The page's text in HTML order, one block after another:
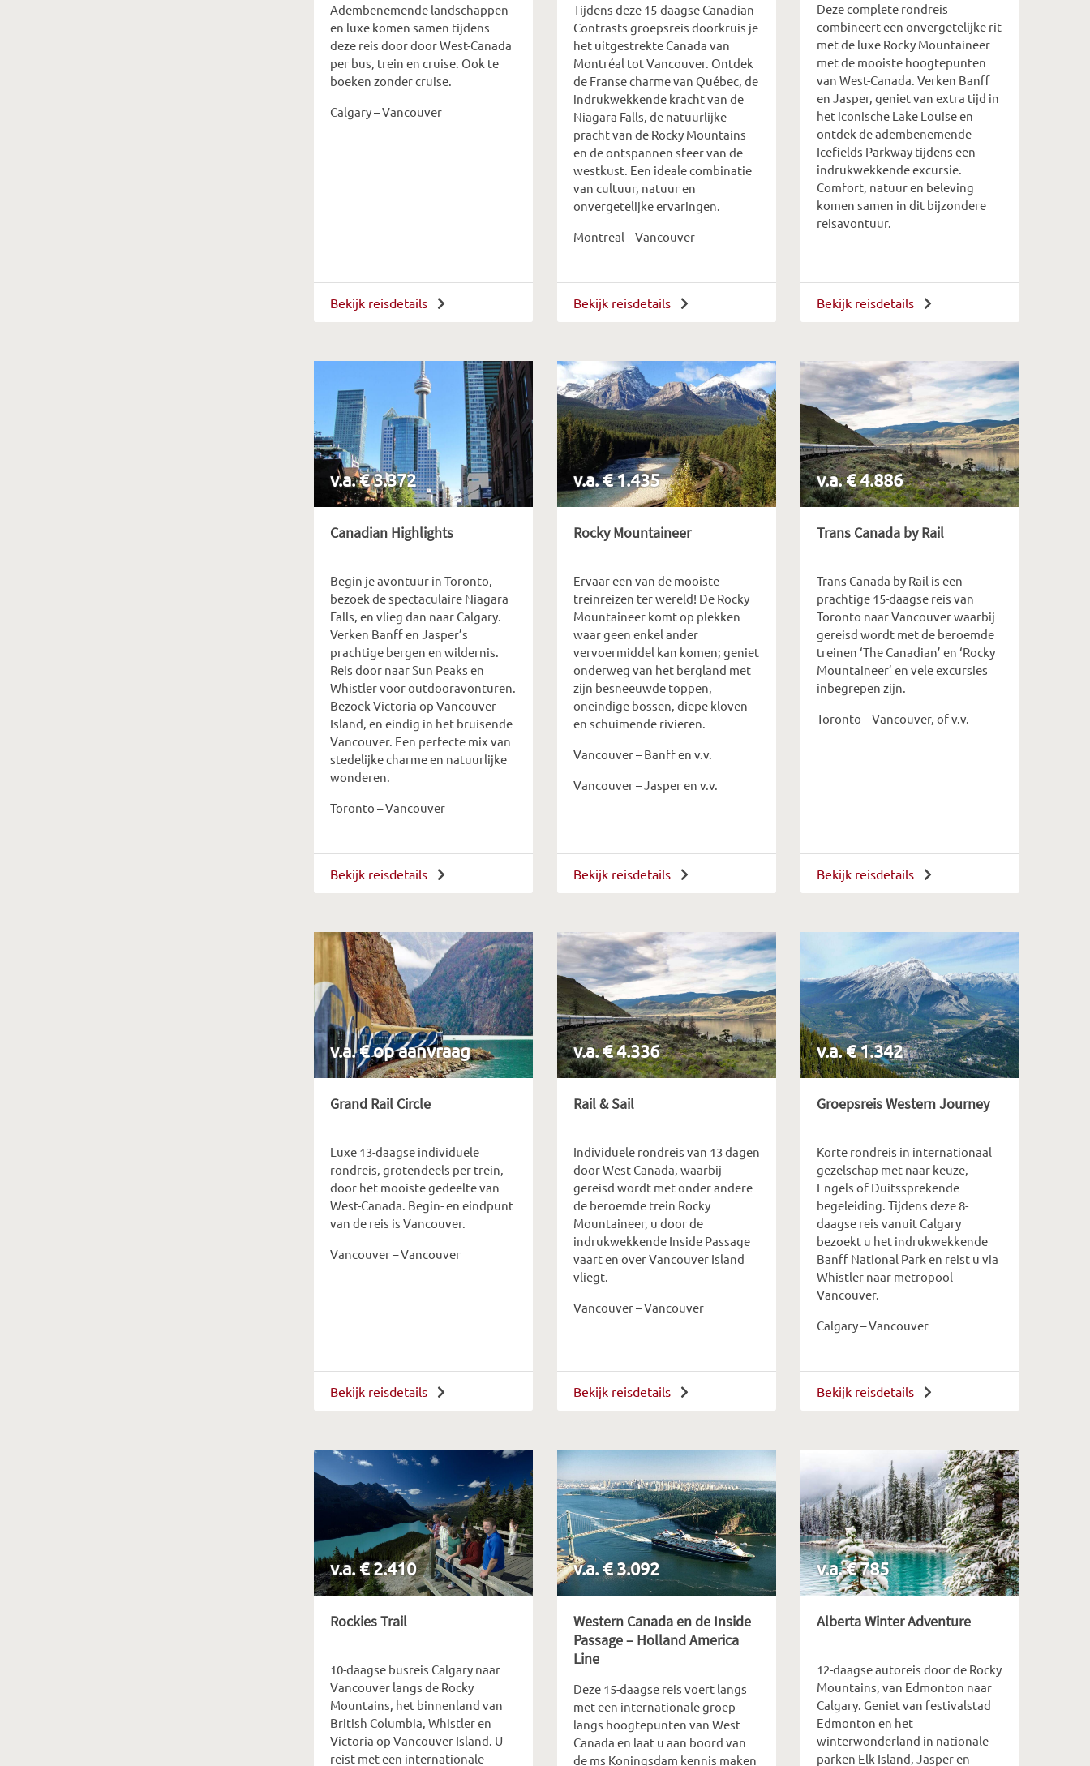
Adembenemende landschappen
en luxe komen samen tijdens
deze reis door door West-Canada
per bus, trein en cruise. Ook te
boeken zonder cruise.
Calgary – Vancouver
Bekijk reisdetails
Tijdens deze 15-daagse Canadian
Contrasts groepsreis doorkruis je
het uitgestrekte Canada van
Montréal tot Vancouver. Ontdek
de Franse charme van Québec, de
indrukwekkende kracht van de
Niagara Falls, de natuurlijke
pracht van de Rocky Mountains
en de ontspannen sfeer van de
westkust. Een ideale combinatie
van cultuur, natuur en
onvergetelijke ervaringen.
Montreal – Vancouver
Bekijk reisdetails
Deze complete rondreis
combineert een onvergetelijke rit
met de luxe Rocky Mountaineer
met de mooiste hoogtepunten
van West-Canada. Verken Banff
en Jasper, geniet van extra tijd in
het iconische Lake Louise en
ontdek de adembenemende
Icefields Parkway tijdens een
indrukwekkende excursie.
Comfort, natuur en beleving
komen samen in dit bijzondere
reisavontuur.
Bekijk reisdetails
v.a. € 3.372
Canadian Highlights
Begin je avontuur in Toronto,
bezoek de spectaculaire Niagara
Falls, en vlieg dan naar Calgary.
Verken Banff en Jasper’s
prachtige bergen en wildernis.
Reis door naar Sun Peaks en
Whistler voor outdooravonturen.
Bezoek Victoria op Vancouver
Island, en eindig in het bruisende
Vancouver. Een perfecte mix van
stedelijke charme en natuurlijke
wonderen.
Toronto – Vancouver
Bekijk reisdetails
v.a. € 1.435
Rocky Mountaineer
Ervaar een van de mooiste
treinreizen ter wereld! De Rocky
Mountaineer komt op plekken
waar geen enkel ander
vervoermiddel kan komen; geniet
onderweg van het bergland met
zijn besneeuwde toppen,
oneindige bossen, diepe kloven
en schuimende rivieren.
Vancouver – Banff en v.v.
Vancouver – Jasper en v.v.
Bekijk reisdetails
v.a. € 4.886
Trans Canada by Rail
Trans Canada by Rail is een
prachtige 15-daagse reis van
Toronto naar Vancouver waarbij
gereisd wordt met de beroemde
treinen ‘The Canadian’ en ‘Rocky
Mountaineer’ en vele excursies
inbegrepen zijn.
Toronto – Vancouver, of v.v.
Bekijk reisdetails
v.a. € op aanvraag
Grand Rail Circle
Luxe 13-daagse individuele
rondreis, grotendeels per trein,
door het mooiste gedeelte van
West-Canada. Begin- en eindpunt
van de reis is Vancouver.
Vancouver – Vancouver
Bekijk reisdetails
v.a. € 4.336
Rail & Sail
Individuele rondreis van 13 dagen
door West Canada, waarbij
gereisd wordt met onder andere
de beroemde trein Rocky
Mountaineer, u door de
indrukwekkende Inside Passage
vaart en over Vancouver Island
vliegt.
Vancouver – Vancouver
Bekijk reisdetails
v.a. € 1.342
Groepsreis Western Journey
Korte rondreis in internationaal
gezelschap met naar keuze,
Engels of Duitssprekende
begeleiding. Tijdens deze 8-
daagse reis vanuit Calgary
bezoekt u het indrukwekkende
Banff National Park en reist u via
Whistler naar metropool
Vancouver.
Calgary – Vancouver
Bekijk reisdetails
v.a. € 2.410
Rockies Trail
10-daagse busreis Calgary naar
Vancouver langs de Rocky
Mountains, het binnenland van
British Columbia, Whistler en
Victoria op Vancouver Island. U
reist met een internationale
v.a. € 3.092
Western Canada en de Inside
Passage – Holland America
Line
Deze 15-daagse reis voert langs
met een internationale groep
langs hoogtepunten van West
Canada en laat u aan boord van
de ms Koningsdam kennis maken
v.a. € 785
Alberta Winter Adventure
12-daagse autoreis door de Rocky
Mountains, van Edmonton naar
Calgary. Geniet van festivalstad
Edmonton en het
winterwonderland in nationale
parken Elk Island, Jasper en